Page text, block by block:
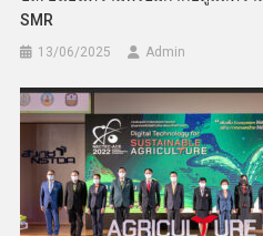
SMR
13/06/2025 Admin